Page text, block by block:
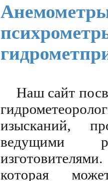
Наш сайт
изысканий,
ведущими
которая